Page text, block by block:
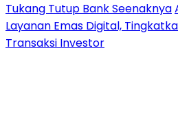
Tukang Tutup Bank Seenaknya
Layanan Emas Digital,
Transaksi Investor